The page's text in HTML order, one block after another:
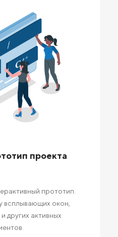
проекта
прототип.
всплывающих окон,
других активных